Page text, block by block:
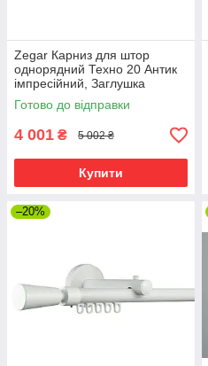
Zegar Карниз для штор
однорядний Техно 20 Антик
імпресійний, Заглушка
Готово до відправки
4 001 ₴ 5 002 ₴
Купити
–20%